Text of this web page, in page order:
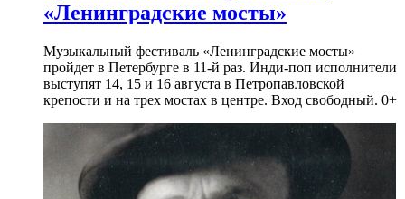
«Ленинградские мосты»
Музыкальный фестиваль «Ленинградские мосты»
пройдет в Петербурге в 11-й раз. Инди-поп исполнители
выступят 14, 15 и 16 августа в Петропавловской
крепости и на трех мостах в центре. Вход свободный. 0+